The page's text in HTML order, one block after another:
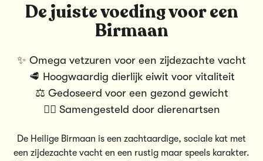
De juiste voeding voor een
Birmaan
✨ Omega vetzuren voor een zijdezachte vacht
🥩 Hoogwaardig dierlijk eiwit voor vitaliteit
⚖️ Gedoseerd voor een gezond gewicht
👨‍⚕️ Samengesteld door dierenartsen
De Heilige Birmaan is een zachtaardige, sociale kat met
een zijdezachte vacht en een rustig maar speels karakter.